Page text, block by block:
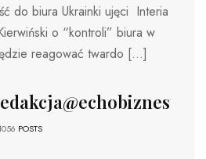
do biura Ukrainki ujęci Interia
o “kontroli” biura w
reagować twardo […]
POSTS